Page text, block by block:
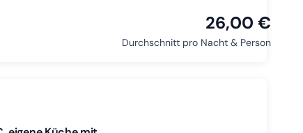
26,00 €
Durchschnitt pro Nacht & Person